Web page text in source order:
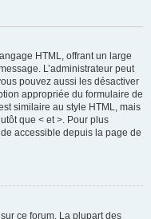
HTML, offrant un large
L’administrateur peut
pouvez aussi les désactiver
appropriée du formulaire de
similaire au style HTML, mais
que < et >. Pour plus
accessible depuis la page de
ce forum. La plupart des